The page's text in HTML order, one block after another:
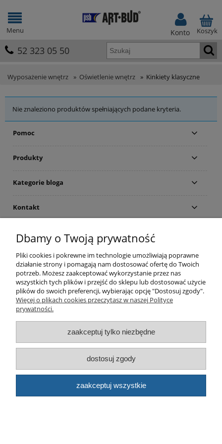
Koszyk
Konto
52 323 05 50
Menu
Wyposażenie wnętrz » Oświetlenie wnętrz » Kinkiety klasyczne
Nie znaleziono produktów spełniających podane kryteria.
Pomoc
Produkty
Kategorie bloga
Kontakt
Sklep
© artbud.pl - Wszelkie prawa zastrzeżone
Sklep internetowy Shoper.pl
pokaż pełną wersję strony
Dbamy o Twoją prywatność
Pliki cookies i pokrewne im technologie umożliwiają poprawne
działanie strony i pomagają nam dostosować ofertę do Twoich
potrzeb. Możesz zaakceptować wykorzystanie przez nas
wszystkich tych plików i przejść do sklepu lub dostosować użycie
plików do swoich preferencji, wybierając opcję "Dostosuj zgody".
Więcej o plikach cookies przeczytasz w naszej Polityce
prywatności.
zaakceptuj tylko niezbędne
dostosuj zgody
zaakceptuj wszystkie